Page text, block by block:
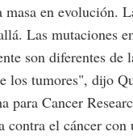
en evolución.
Las mutaciones
son diferentes de
los tumores", dijo
para Cancer
contra el cáncer